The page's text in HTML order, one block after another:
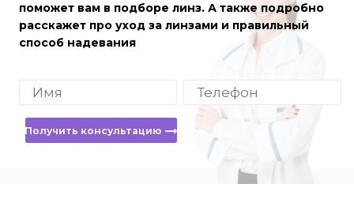
поможет вам в подборе линз. А также подробно
расскажет про уход за линзами и правильный
способ надевания
Получить консультацию